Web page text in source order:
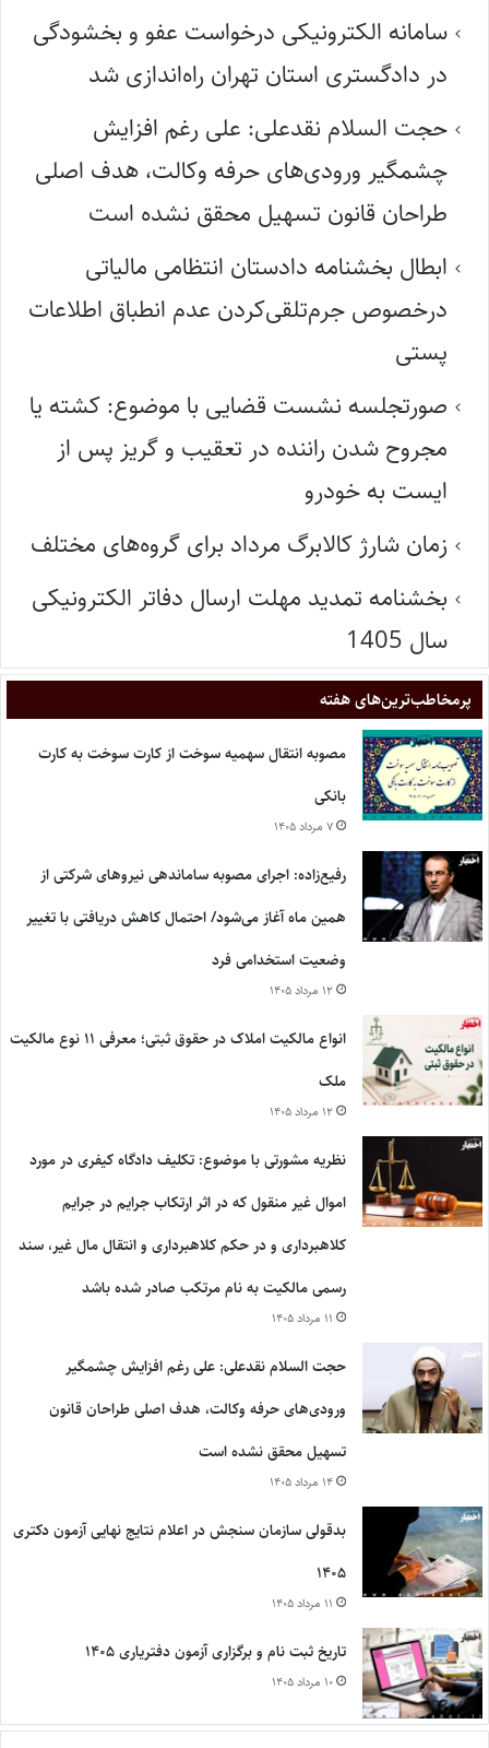
سامانه الکترونیکی درخواست عفو و بخشودگی
در دادگستری استان تهران راه‌اندازی شد
حجت السلام نقدعلی: علی رغم افزایش
چشمگیر ورودی‌های حرفه وکالت، هدف اصلی
طراحان قانون تسهیل محقق نشده است
ابطال بخشنامه دادستان انتظامی مالیاتی
درخصوص جرم‌تلقی‌کردن عدم انطباق اطلاعات
پستی
صورتجلسه نشست قضایی با موضوع: کشته یا
مجروح شدن راننده در تعقیب و گریز پس از
ایست به خودرو
زمان شارژ کالابرگ مرداد برای گروه‌های مختلف
بخشنامه تمدید مهلت ارسال دفاتر الکترونیکی
سال 1405
پر‌مخاطب‌ترین‌های هفته
مصوبه انتقال سهمیه سوخت از کارت سوخت به کارت
بانکی
۷ مرداد ۱۴۰۵
رفیع‌زاده: اجرای مصوبه ساماندهی نیروهای شرکتی از
همین ماه آغاز می‌شود/ احتمال کاهش دریافتی با تغییر
وضعیت استخدامی فرد
۱۲ مرداد ۱۴۰۵
انواع مالکیت املاک در حقوق ثبتی؛ معرفی ۱۱ نوع مالکیت
ملک
۱۲ مرداد ۱۴۰۵
نظریه مشورتی با موضوع: تکلیف دادگاه کیفری در مورد
اموال غیر منقول که در اثر ارتکاب جرایم در جرایم
کلاهبرداری و در حکم کلاهبرداری و انتقال مال غیر، سند
رسمی مالکیت به نام مرتکب صادر شده باشد
۱۱ مرداد ۱۴۰۵
حجت السلام نقدعلی: علی رغم افزایش چشمگیر
ورودی‌های حرفه وکالت، هدف اصلی طراحان قانون
تسهیل محقق نشده است
۱۴ مرداد ۱۴۰۵
بدقولی سازمان سنجش در اعلام نتایج نهایی آزمون دکتری
۱۴۰۵
۱۱ مرداد ۱۴۰۵
تاریخ ثبت نام و برگزاری آزمون دفتریاری ۱۴۰۵
۱۰ مرداد ۱۴۰۵